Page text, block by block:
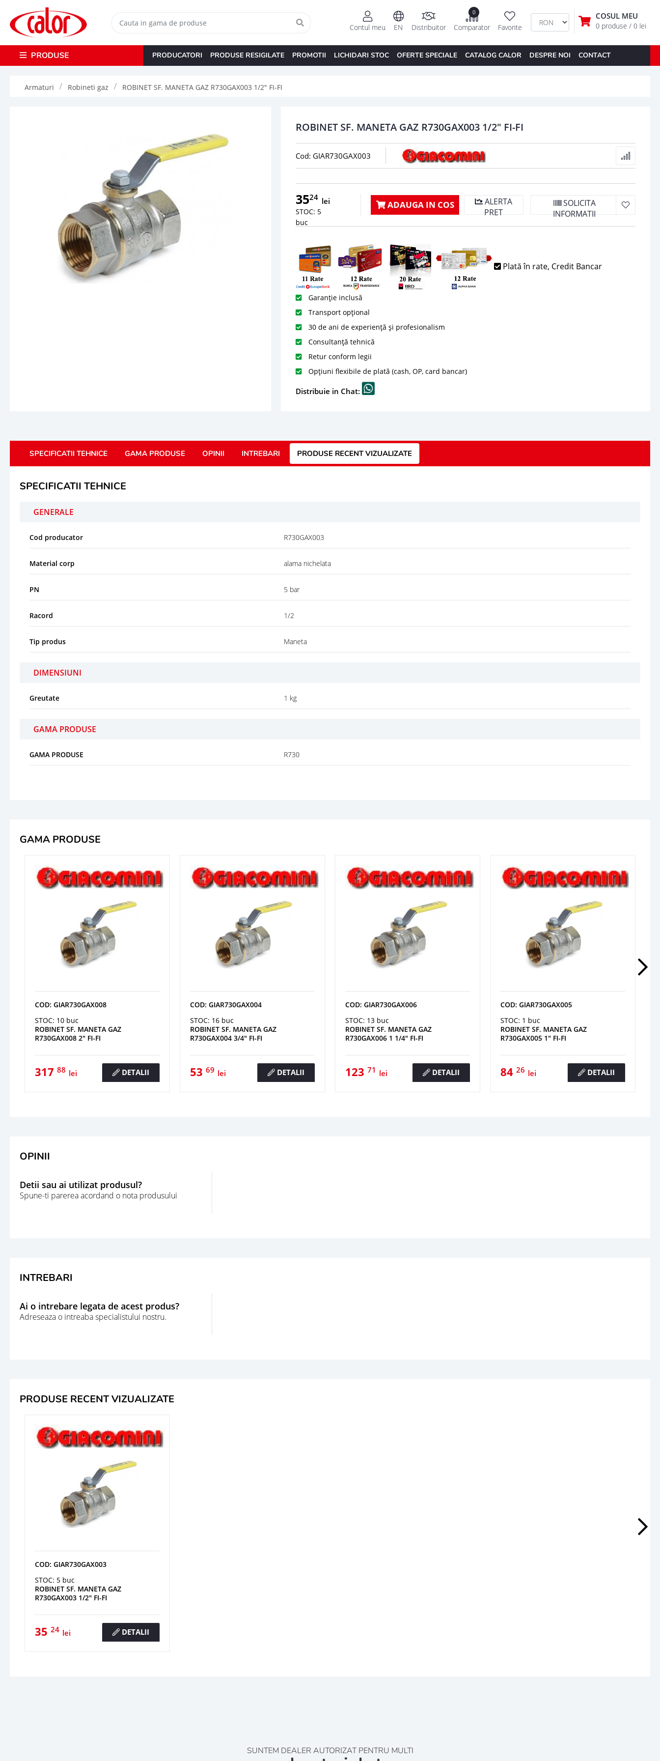
COSUL MEU
0 produse / 0 lei
Favorite
0
Comparator
Distribuitor
EN
Contul meu
PRODUSE PRODUCATORI PRODUSE RESIGILATE PROMOTII LICHIDARI STOC OFERTE SPECIALE CATALOG CALOR DESPRE NOI CONTACT
Armaturi Robineti gaz ROBINET SF. MANETA GAZ R730GAX003 1/2" FI-FI
ROBINET SF. MANETA GAZ R730GAX003 1/2" FI-FI
Cod: GIAR730GAX003
3524 lei
STOC: 5
buc
ADAUGA IN COS
ALERTA
PRET
SOLICITA
INFORMATII
Plată în rate, Credit Bancar
Garanție inclusă
Transport opțional
30 de ani de experiență și profesionalism
Consultanță tehnică
Retur conform legii
Opțiuni flexibile de plată (cash, OP, card bancar)
Distribuie in Chat:
SPECIFICATII TEHNICE GAMA PRODUSE OPINII INTREBARI PRODUSE RECENT VIZUALIZATE
SPECIFICATII TEHNICE
GENERALE
Cod producator R730GAX003
Material corp alama nichelata
PN 5 bar
Racord 1/2
Tip produs Maneta
DIMENSIUNI
Greutate 1 kg
GAMA PRODUSE
GAMA PRODUSE R730
GAMA PRODUSE
COD: GIAR730GAX008
STOC: 10 buc
ROBINET SF. MANETA GAZ
R730GAX008 2" FI-FI
317 88 lei DETALII
COD: GIAR730GAX004
STOC: 16 buc
ROBINET SF. MANETA GAZ
R730GAX004 3/4" FI-FI
53 69 lei DETALII
COD: GIAR730GAX006
STOC: 13 buc
ROBINET SF. MANETA GAZ
R730GAX006 1 1/4" FI-FI
123 71 lei DETALII
COD: GIAR730GAX005
STOC: 1 buc
ROBINET SF. MANETA GAZ
R730GAX005 1" FI-FI
84 26 lei DETALII
OPINII
Detii sau ai utilizat produsul?
Spune-ti parerea acordand o nota produsului
INTREBARI
Ai o intrebare legata de acest produs?
Adreseaza o intreaba specialistului nostru.
PRODUSE RECENT VIZUALIZATE
COD: GIAR730GAX003
STOC: 5 buc
ROBINET SF. MANETA GAZ
R730GAX003 1/2" FI-FI
35 24 lei DETALII
SUNTEM DEALER AUTORIZAT PENTRU MULTI